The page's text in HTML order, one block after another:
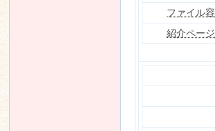
ファイル容
紹介ページ